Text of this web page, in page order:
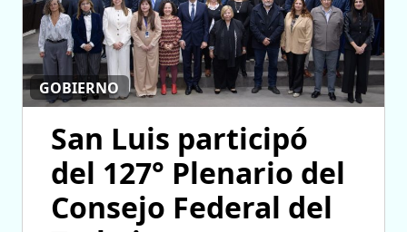
GOBIERNO
San Luis participó
del 127° Plenario del
Consejo Federal del